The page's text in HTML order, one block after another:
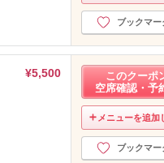
2020年12月分（15）
2020年11月分（19）
2020年10月分（22）
2020年9月分（17）
2020年8月分（16）
2020年7月分（23）
2020年6月分（27）
2020年5月分（26）
2020年4月分
ブックマー
¥5,500
このクーポ
空席確認・予
メニューを追加
ブックマー